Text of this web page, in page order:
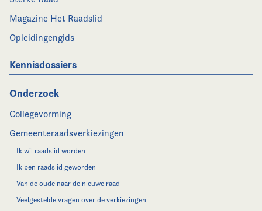
Magazine Het Raadslid
Opleidingengids
Kennisdossiers
Onderzoek
Collegevorming
Gemeenteraadsverkiezingen
Ik wil raadslid worden
Ik ben raadslid geworden
Van de oude naar de nieuwe raad
Veelgestelde vragen over de verkiezingen